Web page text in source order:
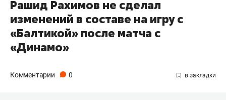
Рашид Рахимов не сделал
изменений в составе на игру с
«Балтикой» после матча с
«Динамо»
Комментарии 0